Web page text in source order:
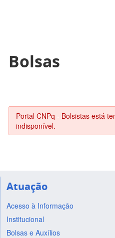
Bolsas
Portal CNPq - Bolsistas está
indisponível.
Atuação
Acesso à Informação
Institucional
Bolsas e Auxílios